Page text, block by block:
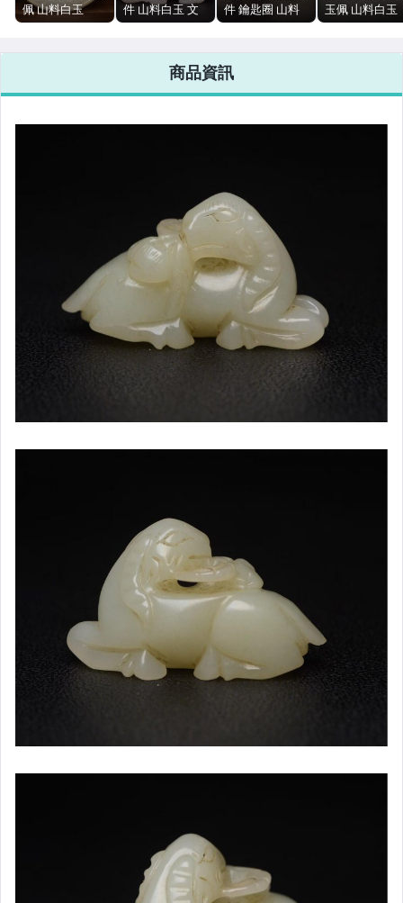
佩 山料白玉
5.3cm 27g 沁色
件 山料白玉 文
玩玉石 5.1cm
件 鑰匙圈 山料
白玉 7.1cm 36g
玉佩 山料白玉
文玩古玉 吊飾
商品資訊